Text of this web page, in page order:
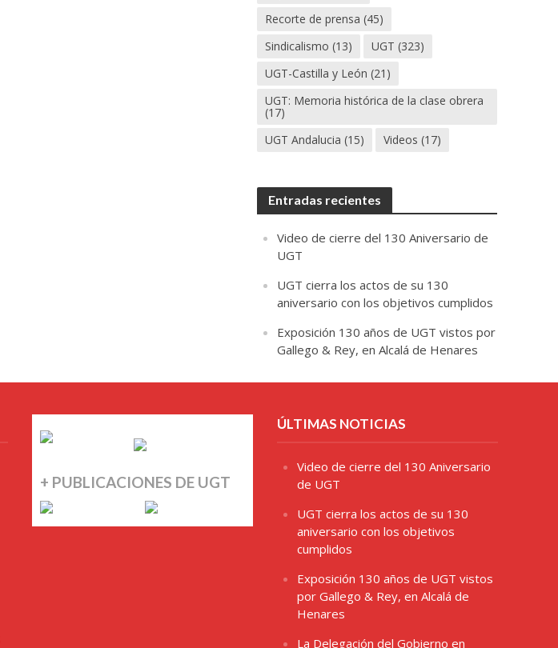
Recorte de prensa (45)
Sindicalismo (13) UGT (323)
UGT-Castilla y León (21)
UGT: Memoria histórica de la clase obrera
(17)
UGT Andalucia (15) Videos (17)
Entradas recientes
Video de cierre del 130 Aniversario de
UGT
UGT cierra los actos de su 130
aniversario con los objetivos cumplidos
Exposición 130 años de UGT vistos por
Gallego & Rey, en Alcalá de Henares
+ PUBLICACIONES DE UGT
ÚLTIMAS NOTICIAS
Video de cierre del 130 Aniversario
de UGT
UGT cierra los actos de su 130
aniversario con los objetivos
cumplidos
Exposición 130 años de UGT vistos
por Gallego & Rey, en Alcalá de
Henares
La Delegación del Gobierno en